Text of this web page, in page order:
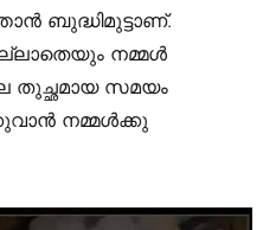
ബുദ്ധിമുട്ടാണ്.
നമ്മൾ
തുച്ഛമായ സമയം
നമ്മൾക്കു